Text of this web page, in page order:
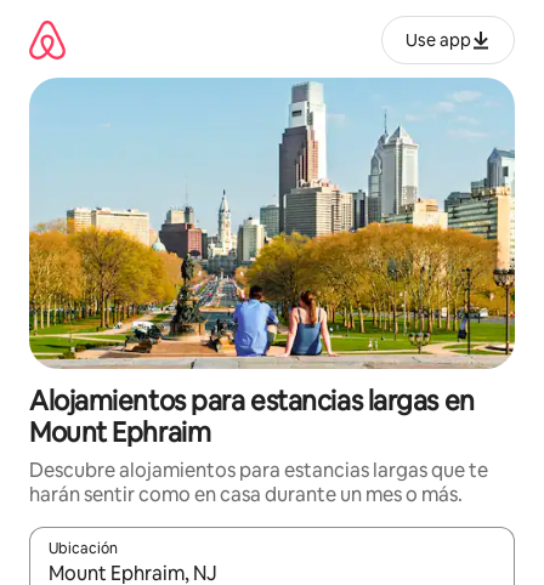
contenido
Use app
Alojamientos para estancias largas en
Mount Ephraim
Descubre alojamientos para estancias largas que te
harán sentir como en casa durante un mes o más.
Ubicación
Cuando los resultados estén disponibles, podrás navegar